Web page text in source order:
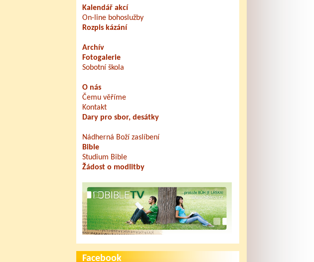
Kalendář akcí
On-line bohoslužby
Rozpis kázání
Archív
Fotogalerie
Sobotní škola
O nás
Čemu věříme
Kontakt
Dary pro sbor, desátky
Nádherná Boží zaslíbení
Bible
Studium Bible
Žádost o modlitby
Facebook